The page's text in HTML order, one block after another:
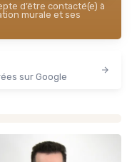
d’être contacté(e) à
murale et ses
sur Google